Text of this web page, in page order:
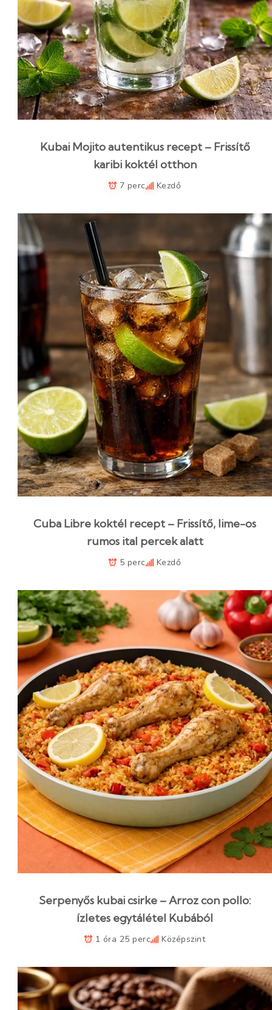
Kubai Mojito autentikus recept – Frissítő
karibi koktél otthon
7 perc Kezdő
Cuba Libre koktél recept – Frissítő, lime-os
rumos ital percek alatt
5 perc Kezdő
Serpenyős kubai csirke – Arroz con pollo:
ízletes egytálétel Kubából
1 óra 25 perc Középszint